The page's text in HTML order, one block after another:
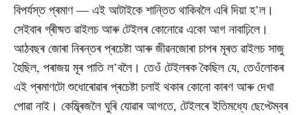
বিপৰ্যস্ত প্ৰমাণ — এই আটাইকে শান্তিত থাকিবলৈ এৰি দিয়া হ’ল।
সেইবাৰ গ্ৰীষ্মত ৱাইলচ আৰু টেইলৰ কোনোৱে একো আগ নাবাঢ়িলে।
আঠবছৰ জোৰা নিৰন্তৰ প্ৰচেষ্টা আৰু জীৱনজোৰা চাপৰ মূৰত ৱাইলচ সাজু
হৈছিল, পৰাজয় মূৰ পাতি ল’বলৈ। তেওঁ টেইলৰক কৈছিল যে, তেওঁলোকৰ
এই প্ৰমাণটো শুধোৰোৱাৰ প্ৰচেষ্টা চলাই থকাৰ কোনো কাৰণ আৰু দেখা
পোৱা নাই। কেম্ব্ৰিজলৈ ঘুৰি যোৱাৰ আগতে, টেইলৰে ইতিমধ্যে ছেপ্টেম্বৰ